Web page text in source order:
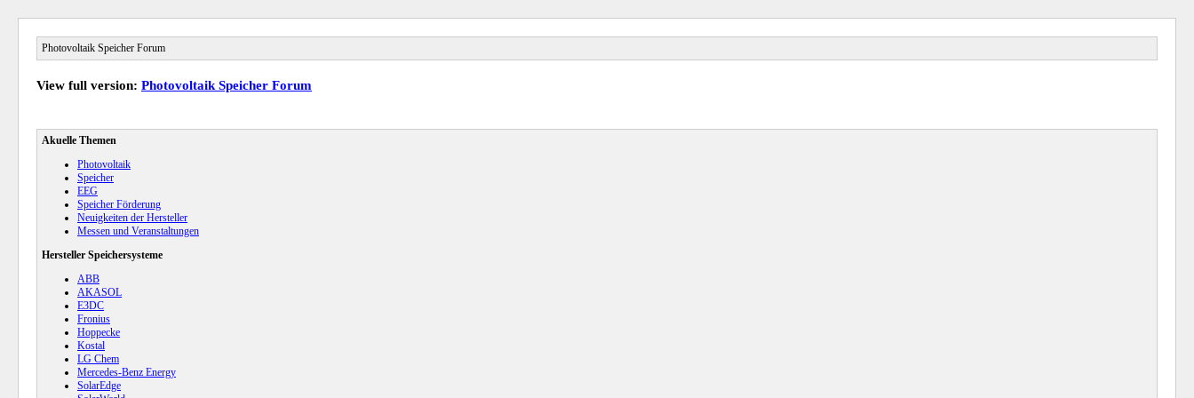
Photovoltaik Speicher Forum
View full version: Photovoltaik Speicher Forum
Akuelle Themen
Photovoltaik
Speicher
EEG
Speicher Förderung
Neuigkeiten der Hersteller
Messen und Veranstaltungen
Hersteller Speichersysteme
ABB
AKASOL
E3DC
Fronius
Hoppecke
Kostal
LG Chem
Mercedes-Benz Energy
SolarEdge